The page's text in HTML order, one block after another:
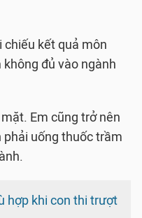
chiếu kết quả môn
không đủ vào ngành
Em cũng trở nên
phải uống thuốc trầm
hợp khi con thi trượt